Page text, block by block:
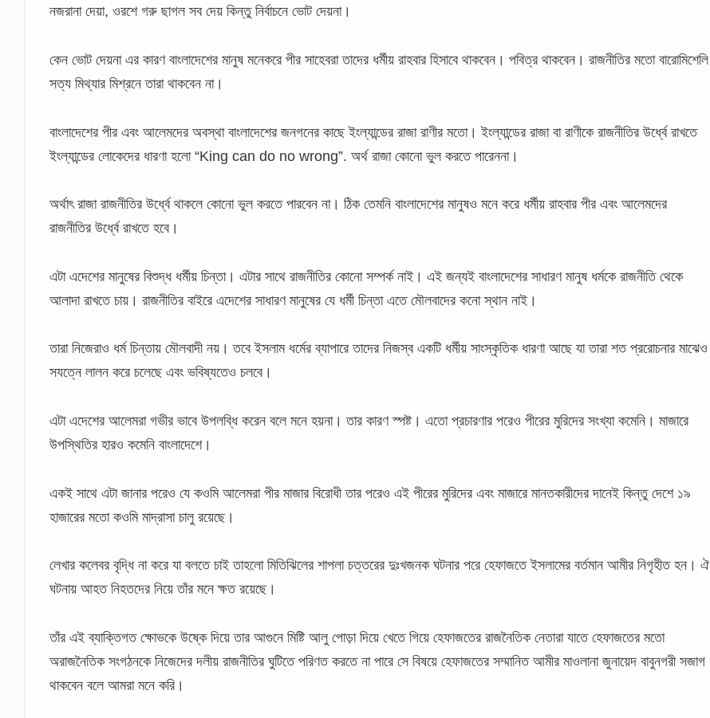
নজরানা দেয়া, ওরশে গরু ছাগল সব দেয় কিন্তু নির্বাচনে ভোট দেয়না।
কেন ভোট দেয়না এর কারণ বাংলাদেশের মানুষ মনেকরে পীর সাহেবরা তাদের ধর্মীয় রাহবার হিসাবে থাকবেন। পবিত্র থাকবেন। রাজনীতির মতো বারোমিশেলি
সত্য মিথ্যার মিশ্রনে তারা থাকবেন না।
বাংলাদেশের পীর এবং আলেমদের অবস্থা বাংলাদেশের জনগনের কাছে ইংল্যান্ডের রাজা রাণীর মতো। ইংল্যান্ডের রাজা বা রাণীকে রাজনীতির উর্ধ্বে রাখতে
ইংল্যান্ডের লোকেদের ধারণা হলো “King can do no wrong”. অর্থ রাজা কোনো ভুল করতে পারেননা।
অর্থাৎ রাজা রাজনীতির উর্ধ্বে থাকলে কোনো ভুল করতে পারবেন না। ঠিক তেমনি বাংলাদেশের মানুষও মনে করে ধর্মীয় রাহবার পীর এবং আলেমদের
রাজনীতির উর্ধ্বে রাখতে হবে।
এটা এদেশের মানুষের বিশুদ্ধ ধর্মীয় চিন্তা। এটার সাথে রাজনীতির কোনো সম্পর্ক নাই। এই জন্যই বাংলাদেশের সাধারণ মানুষ ধর্মকে রাজনীতি থেকে
আলাদা রাখতে চায়। রাজনীতির বাইরে এদেশের সাধারণ মানুষের যে ধর্মী চিন্তা এতে মৌলবাদের কনো স্থান নাই।
তারা নিজেরাও ধর্ম চিন্তায় মৌলবাদী নয়। তবে ইসলাম ধর্মের ব্যাপারে তাদের নিজস্ব একটি ধর্মীয় সাংস্কৃতিক ধারণা আছে যা তারা শত প্ররোচনার মাঝেও
সযত্নে লালন করে চলেছে এবং ভবিষ্যতেও চলবে।
এটা এদেশের আলেমরা গভীর ভাবে উপলব্ধি করেন বলে মনে হয়না। তার কারণ স্পষ্ট। এতো প্রচারণার পরেও পীরের মুরিদের সংখ্যা কমেনি। মাজারে
উপস্থিতির হারও কমেনি বাংলাদেশে।
একই সাথে এটা জানার পরেও যে কওমি আলেমরা পীর মাজার বিরোধী তার পরেও এই পীরের মুরিদের এবং মাজারে মানতকারীদের দানেই কিন্তু দেশে ১৯
হাজারের মতো কওমি মাদ্রাসা চালু রয়েছে।
লেখার কলেবর বৃদ্ধি না করে যা বলতে চাই তাহলো মিতিঝিলের শাপলা চত্তরের দুঃখজনক ঘটনার পরে হেফাজতে ইসলামের বর্তমান আমীর নিগৃহীত হন। ঐ
ঘটনায় আহত নিহতদের নিয়ে তাঁর মনে ক্ষত রয়েছে।
তাঁর এই ব্যাক্তিগত ক্ষোভকে উষ্কে দিয়ে তার আগুনে মিষ্টি আলু পোড়া দিয়ে খেতে গিয়ে হেফাজতের রাজনৈতিক নেতারা যাতে হেফাজতের মতো
অরাজনৈতিক সংগঠনকে নিজেদের দলীয় রাজনীতির ঘুটিতে পরিণত করতে না পারে সে বিষয়ে হেফাজতের সম্মানিত আমীর মাওলানা জুনায়েদ বাবুনগরী সজাগ
থাকবেন বলে আমরা মনে করি।